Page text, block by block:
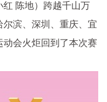
红 陈地）跨越千山万
滨、深圳、重庆、宜
动会火炬回到了本次赛